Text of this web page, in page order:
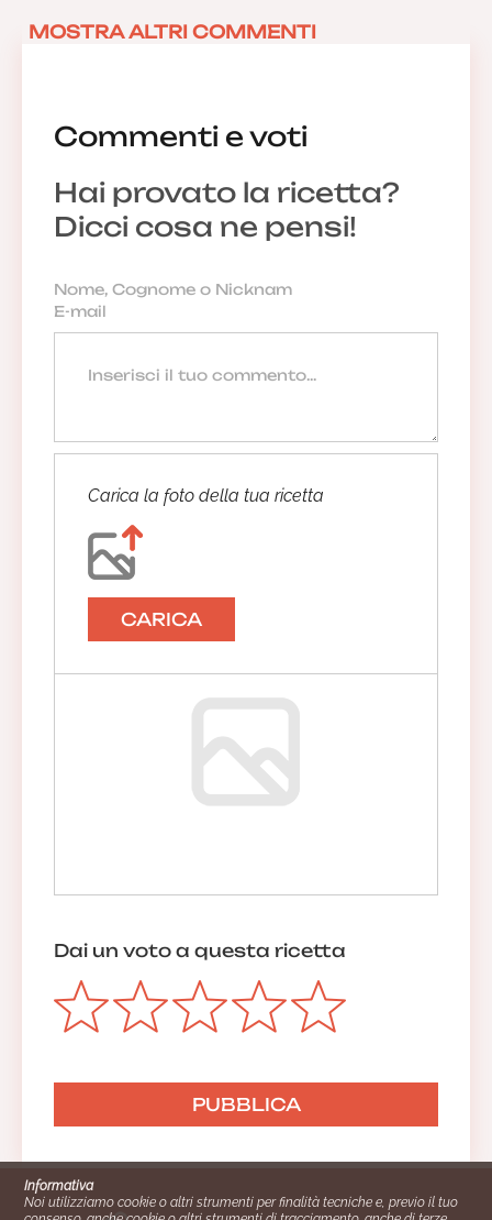
Commenti e voti
Hai provato la ricetta?
Dicci cosa ne pensi!
Carica la foto della tua ricetta
CARICA
Dai un voto a questa ricetta
MOSTRA ALTRI COMMENTI
Informativa
Noi utilizziamo cookie o altri strumenti per finalità tecniche e, previo il tuo